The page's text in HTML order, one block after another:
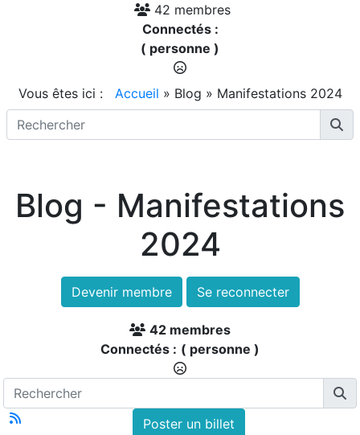
42 membres
Connectés :
( personne )
Vous êtes ici : Accueil » Blog » Manifestations 2024
Blog - Manifestations
2024
Devenir membre Se reconnecter
42 membres
Connectés : ( personne )
Poster un billet